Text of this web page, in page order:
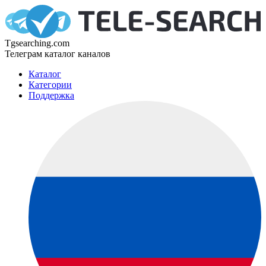
Tgsearching.com
Телеграм каталог каналов
Каталог
Категории
Поддержка